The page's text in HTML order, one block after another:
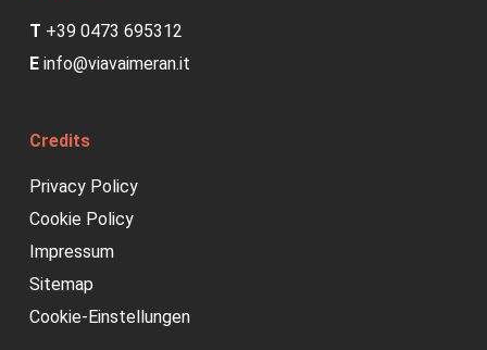
T +39 0473 695312
E info@viavaimeran.it
Credits
Privacy Policy
Cookie Policy
Impressum
Sitemap
Cookie-Einstellungen